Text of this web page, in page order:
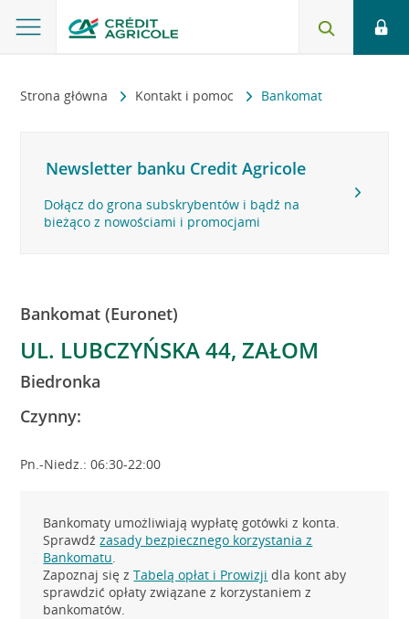
Strona główna Kontakt i pomoc Bankomat
Newsletter banku Credit Agricole
Dołącz do grona subskrybentów i bądź na
bieżąco z nowościami i promocjami
Bankomat (Euronet)
UL. LUBCZYŃSKA 44, ZAŁOM
Biedronka
Czynny:
Pn.-Niedz.: 06:30-22:00
Bankomaty umożliwiają wypłatę gotówki z konta.
Sprawdźzasady bezpiecznego korzystania z
Bankomatu.
Zapoznaj się zTabelą opłat i Prowizji dla kont aby
sprawdzić opłaty związane z korzystaniem z
bankomatów.